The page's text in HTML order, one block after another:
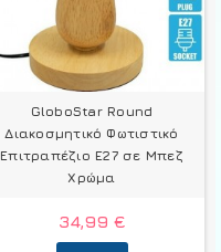
GloboStar Round
Διακοσμητικό Φωτιστικό
Επιτραπέζιο E27 σε Μπεζ
Χρώμα
34,99 €